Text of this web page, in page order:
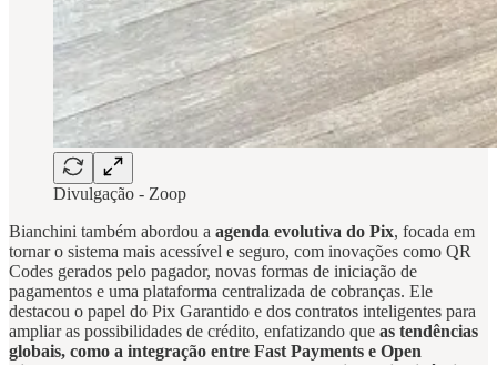
Divulgação - Zoop
Bianchini também abordou a agenda evolutiva do Pix, focada em
tornar o sistema mais acessível e seguro, com inovações como QR
Codes gerados pelo pagador, novas formas de iniciação de
pagamentos e uma plataforma centralizada de cobranças. Ele
destacou o papel do Pix Garantido e dos contratos inteligentes para
ampliar as possibilidades de crédito, enfatizando que as tendências
globais, como a integração entre Fast Payments e Open